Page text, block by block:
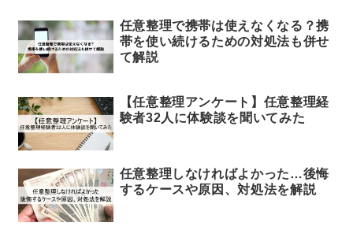
任意整理で携帯は使えなくなる？携
帯を使い続けるための対処法も併せ
て解説
【任意整理アンケート】任意整理経
験者32人に体験談を聞いてみた
任意整理しなければよかった…後悔
するケースや原因、対処法を解説